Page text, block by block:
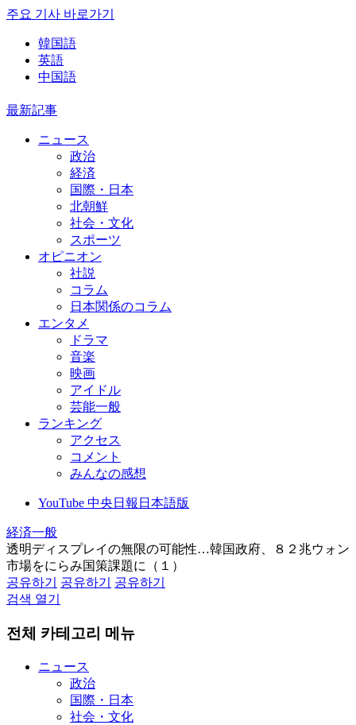
주요 기사 바로가기
韓国語
英語
中国語
最新記事
ニュース
政治
経済
国際・日本
北朝鮮
社会・文化
スポーツ
オピニオン
社説
コラム
日本関係のコラム
エンタメ
ドラマ
音楽
映画
アイドル
芸能一般
ランキング
アクセス
コメント
みんなの感想
YouTube 中央日報日本語版
経済一般
透明ディスプレイの無限の可能性…韓国政府、８２兆ウォン
市場をにらみ国策課題に（１）
공유하기
공유하기
공유하기
검색 열기
전체 카테고리 메뉴
ニュース
政治
国際・日本
社会・文化